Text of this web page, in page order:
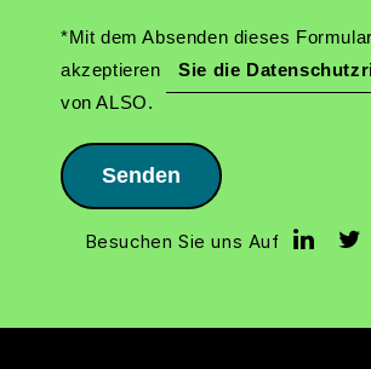
*Mit dem Absenden dieses
akzeptieren
Sie die
von ALSO.
Senden
Besuchen Sie uns Auf